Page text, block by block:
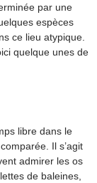
par une
espèces
ce lieu atypique.
quelque unes de
libre dans le
Il s’agit
admirer les os
de baleines,